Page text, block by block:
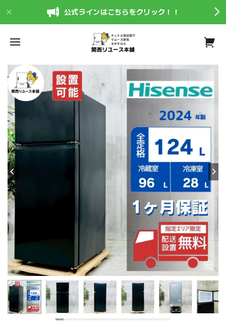
公式ラインはこちらをクリック！！